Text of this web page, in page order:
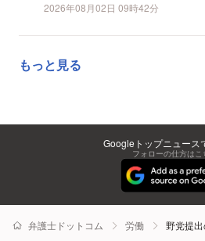
2026年08月02日 09時42分
もっと見る
Googleトップニュース
フォローの仕方はこ
弁護士ドットコム 労働 野党提